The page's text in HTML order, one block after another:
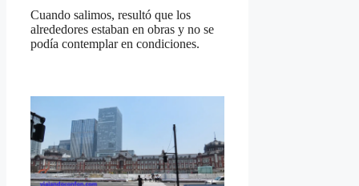
Cuando salimos, resultó que los
alrededores estaban en obras y no se
podía contemplar en condiciones.